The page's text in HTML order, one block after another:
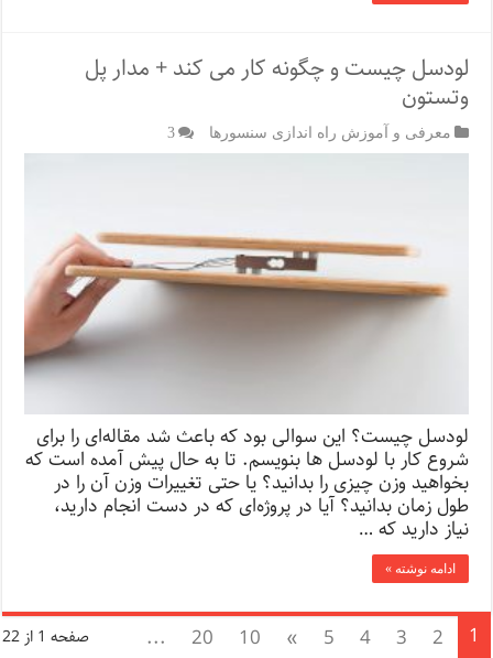
لودسل چیست و چگونه کار می کند + مدار پل‌
وتستون
معرفی و آموزش راه اندازی سنسورها 3
لودسل چیست؟ این سوالی بود که باعث شد مقاله‌ای را برای
شروع کار با لودسل ها بنویسم. تا به حال پیش آمده است که
بخواهید وزن چیزی را بدانید؟ یا حتی تغییرات وزن آن را در
طول زمان بدانید؟ آیا در پروژه‌ای که در دست انجام دارید،
نیاز دارید که …
ادامه نوشته »
صفحه 1 از 22 1
2
3
4
5
»
10
20
...